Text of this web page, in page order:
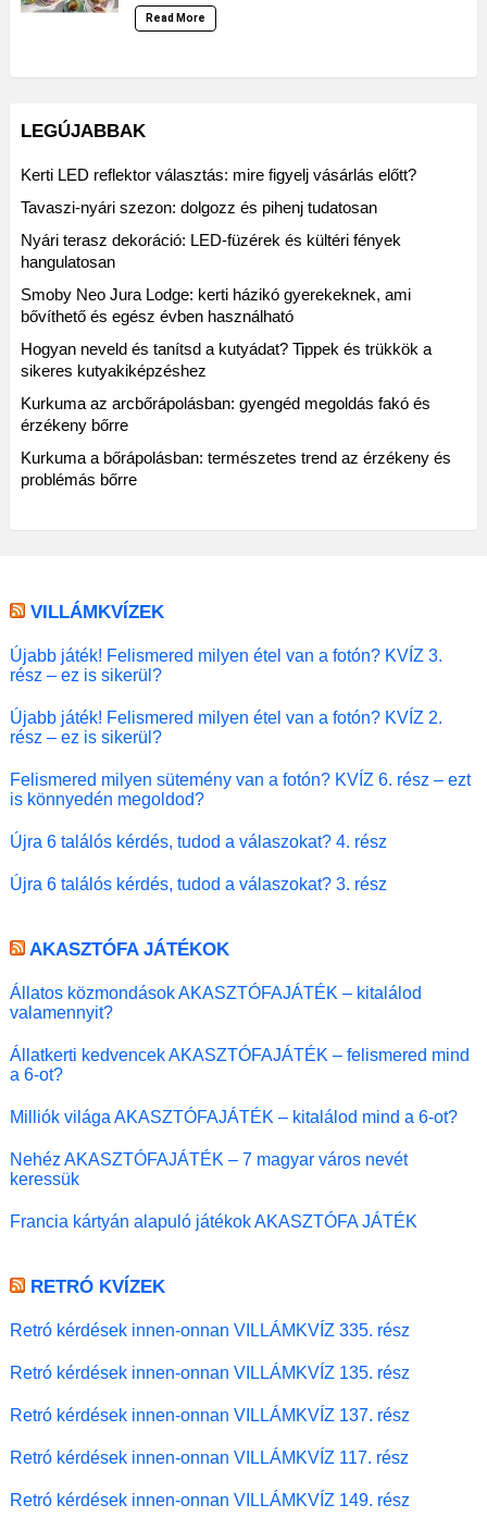
Read More
LEGÚJABBAK
Kerti LED reflektor választás: mire figyelj vásárlás előtt?
Tavaszi-nyári szezon: dolgozz és pihenj tudatosan
Nyári terasz dekoráció: LED-füzérek és kültéri fények
hangulatosan
Smoby Neo Jura Lodge: kerti házikó gyerekeknek, ami
bővíthető és egész évben használható
Hogyan neveld és tanítsd a kutyádat? Tippek és trükkök a
sikeres kutyakiképzéshez
Kurkuma az arcbőrápolásban: gyengéd megoldás fakó és
érzékeny bőrre
Kurkuma a bőrápolásban: természetes trend az érzékeny és
problémás bőrre
VILLÁMKVÍZEK
Újabb játék! Felismered milyen étel van a fotón? KVÍZ 3.
rész – ez is sikerül?
Újabb játék! Felismered milyen étel van a fotón? KVÍZ 2.
rész – ez is sikerül?
Felismered milyen sütemény van a fotón? KVÍZ 6. rész – ezt
is könnyedén megoldod?
Újra 6 találós kérdés, tudod a válaszokat? 4. rész
Újra 6 találós kérdés, tudod a válaszokat? 3. rész
AKASZTÓFA JÁTÉKOK
Állatos közmondások AKASZTÓFAJÁTÉK – kitalálod
valamennyit?
Állatkerti kedvencek AKASZTÓFAJÁTÉK – felismered mind
a 6-ot?
Milliók világa AKASZTÓFAJÁTÉK – kitalálod mind a 6-ot?
Nehéz AKASZTÓFAJÁTÉK – 7 magyar város nevét
keressük
Francia kártyán alapuló játékok AKASZTÓFA JÁTÉK
RETRÓ KVÍZEK
Retró kérdések innen-onnan VILLÁMKVÍZ 335. rész
Retró kérdések innen-onnan VILLÁMKVÍZ 135. rész
Retró kérdések innen-onnan VILLÁMKVÍZ 137. rész
Retró kérdések innen-onnan VILLÁMKVÍZ 117. rész
Retró kérdések innen-onnan VILLÁMKVÍZ 149. rész